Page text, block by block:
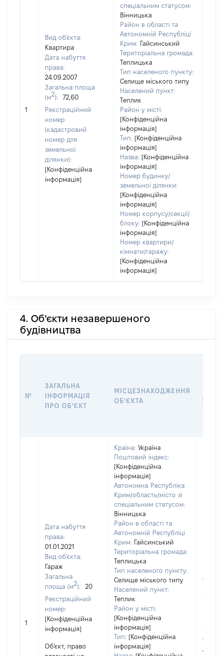
1
Вид об'єкта:
Квартира
Дата набуття
права:
24.09.2007
Загальна площа
(м2):
72,60
Реєстраційний
номер
(кадастровий
номер для
земельної
ділянки):
[Конфіденційна
інформація]
спеціальним статусом:
Вінницька
Район в області та
Автономній Республіці
Крим: Гайсинський
Територіальна громада:
Теплицька
Тип населеного пункту:
Селище міського типу
Населений пункт:
Теплик
Район у місті:
[Конфіденційна
інформація]
Тип: [Конфіденційна
інформація]
Назва: [Конфіденційна
інформація]
Номер будинку/
земельної ділянки:
[Конфіденційна
інформація]
Номер корпусу/секції/
блоку: [Конфіденційна
інформація]
Номер квартири/
кімнати/гаражу:
[Конфіденційна
інформація]
4. Об'єкти незавершеного
будівництва
№
ЗАГАЛЬНА
ІНФОРМАЦІЯ
ПРО ОБʼЄКТ
МІСЦЕЗНАХОДЖЕННЯ
ОБʼЄКТА
1
Дата набуття
права:
01.01.2021
Вид об'єкта:
Гараж
Загальна
площа (м2):
20
Реєстраційний
номер:
[Конфіденційна
інформація]
Об'єкт, право
Країна: Україна
Поштовий індекс:
[Конфіденційна
інформація]
Автономна Республіка
Крим/область/місто зі
спеціальним статусом:
Вінницька
Район в області та
Автономній Республіці
Крим: Гайсинський
Територіальна громада:
Теплицька
Тип населеного пункту:
Селище міського типу
Населений пункт:
Теплик
Район у місті:
[Конфіденційна
інформація]
Тип: [Конфіденційна
інформація]
Об'єкт
за